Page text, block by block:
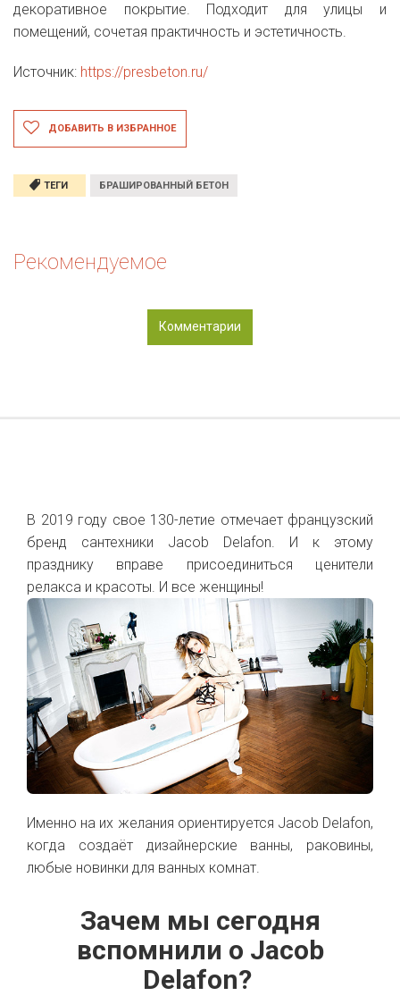
декоративное покрытие. Подходит для улицы и
помещений, сочетая практичность и эстетичность.
Источник: https://presbeton.ru/
ДОБАВИТЬ В ИЗБРАННОЕ
ТЕГИ БРАШИРОВАННЫЙ БЕТОН
Рекомендуемое
Комментарии
В 2019 году свое 130-летие отмечает французский
бренд сантехники Jacob Delafon. И к этому
празднику вправе присоединиться ценители
релакса и красоты. И все женщины!
Именно на их желания ориентируется Jacob Delafon,
когда создаёт дизайнерские ванны, раковины,
любые новинки для ванных комнат.
Зачем мы сегодня
вспомнили о Jacob
Delafon?